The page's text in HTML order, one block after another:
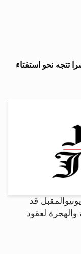
تتجه نحو استفتاء
تتجه سويسرا إلى استفتاء وطني في 14يونيوالمقبل قد
لعقود